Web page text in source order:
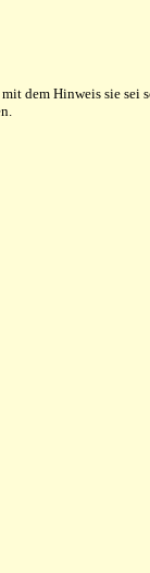
dem Hinweis sie